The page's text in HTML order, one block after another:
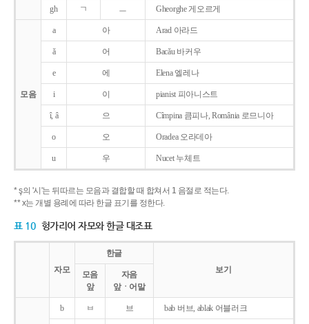
gh ㄱ ㅡ Gheorghe 게오르게
모음
a 아 Arad 아라드
ǎ 어 Bacǎu 바커우
e 에 Elena 엘레나
i 이 pianist 피아니스트
î, â 으 Cîmpina 큼피나, România 로므니아
o 오 Oradea 오라데아
u 우 Nucet 누체트
* ş의 '시'는 뒤따르는 모음과 결합할 때 합쳐서 1 음절로 적는다.
** x는 개별 용례에 따라 한글 표기를 정한다.
표 10 헝가리어 자모와 한글 대조표
자모
한글
보기
모음
앞
자음
앞ㆍ어말
b ㅂ 브 bab 버브, ablak 어블러크